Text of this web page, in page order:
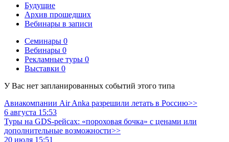
Будущие
Архив прошедших
Вебинары в записи
Семинары 0
Вебинары 0
Рекламные туры 0
Выставки 0
У Вас нет запланированных событий этого типа
Авиакомпании Air Anka разрешили летать в Россию>>
6 августа 15:53
Туры на GDS-рейсах: «пороховая бочка» с ценами или
дополнительные возможности>>
20 июля 15:51